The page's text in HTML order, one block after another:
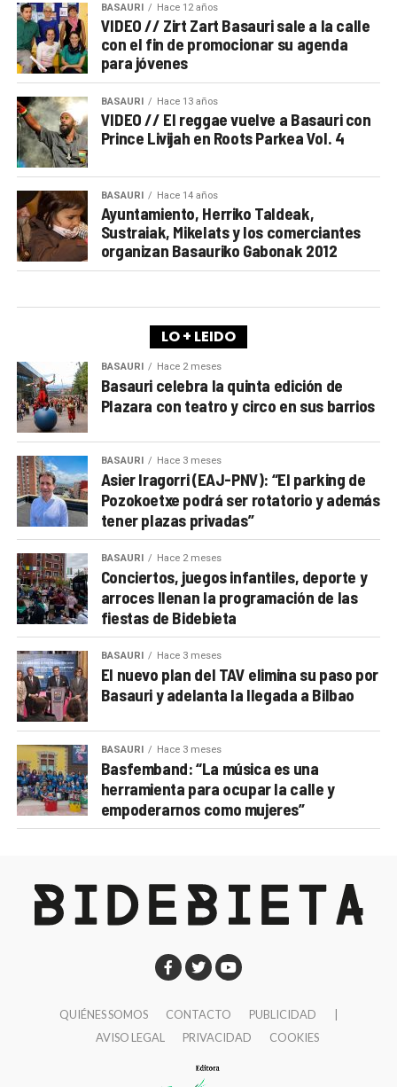
BASAURI Hace 12 años
VIDEO // Zirt Zart Basauri sale a la calle
con el fin de promocionar su agenda
para jóvenes
BASAURI Hace 13 años
VIDEO // El reggae vuelve a Basauri con
Prince Livijah en Roots Parkea Vol. 4
BASAURI Hace 14 años
Ayuntamiento, Herriko Taldeak,
Sustraiak, Mikelats y los comerciantes
organizan Basauriko Gabonak 2012
LO + LEIDO
BASAURI Hace 2 meses
Basauri celebra la quinta edición de
Plazara con teatro y circo en sus barrios
BASAURI Hace 3 meses
Asier Iragorri (EAJ-PNV): “El parking de
Pozokoetxe podrá ser rotatorio y además
tener plazas privadas”
BASAURI Hace 2 meses
Conciertos, juegos infantiles, deporte y
arroces llenan la programación de las
fiestas de Bidebieta
BASAURI Hace 3 meses
El nuevo plan del TAV elimina su paso por
Basauri y adelanta la llegada a Bilbao
BASAURI Hace 3 meses
Basfemband: “La música es una
herramienta para ocupar la calle y
empoderarnos como mujeres”
QUIÉNES SOMOS CONTACTO PUBLICIDAD
|
AVISO LEGAL
PRIVACIDAD COOKIES